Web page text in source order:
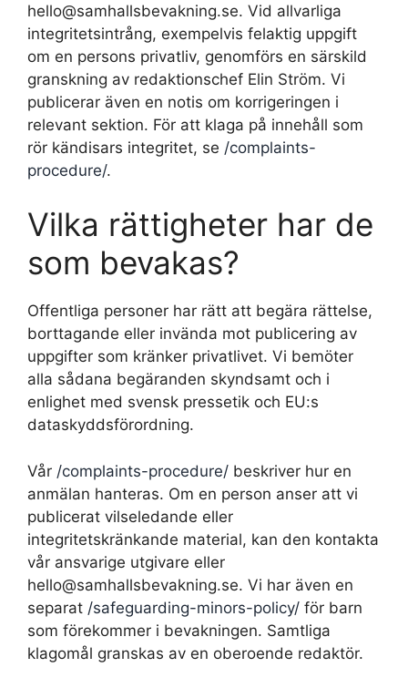
hello@samhallsbevakning.se. Vid allvarliga
integritetsintrång, exempelvis felaktig uppgift
om en persons privatliv, genomförs en särskild
granskning av redaktionschef Elin Ström. Vi
publicerar även en notis om korrigeringen i
relevant sektion. För att klaga på innehåll som
rör kändisars integritet, se /complaints-
procedure/.
Vilka rättigheter har de
som bevakas?
Offentliga personer har rätt att begära rättelse,
borttagande eller invända mot publicering av
uppgifter som kränker privatlivet. Vi bemöter
alla sådana begäranden skyndsamt och i
enlighet med svensk pressetik och EU:s
dataskyddsförordning.
Vår /complaints-procedure/ beskriver hur en
anmälan hanteras. Om en person anser att vi
publicerat vilseledande eller
integritetskränkande material, kan den kontakta
vår ansvarige utgivare eller
hello@samhallsbevakning.se. Vi har även en
separat /safeguarding-minors-policy/ för barn
som förekommer i bevakningen. Samtliga
klagomål granskas av en oberoende redaktör.